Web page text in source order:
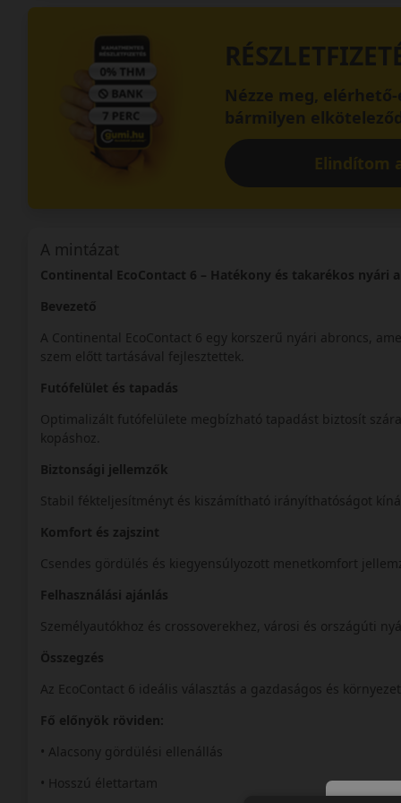
Nézze meg,
bármilyen
Elindítom
A mintázat
Continental EcoContact 6 – Hatékony és takarékos nyári
Bevezető
A Continental EcoContact 6 egy korszerű nyári abroncs,
szem előtt tartásával fejlesztettek.
Futófelület és tapadás
Optimalizált futófelülete megbízható tapadást biztosít
kopáshoz.
Biztonsági jellemzők
Stabil fékteljesítményt és kiszámítható irányíthatóságot
Komfort és zajszint
Csendes gördülés és kiegyensúlyozott menetkomfort
Felhasználási ajánlás
Személyautókhoz és crossoverekhez, városi és országúti
Összegzés
Az EcoContact 6 ideális választás a gazdaságos és
Fő előnyök röviden:
• Alacsony gördülési ellenállás
• Hosszú élettartam